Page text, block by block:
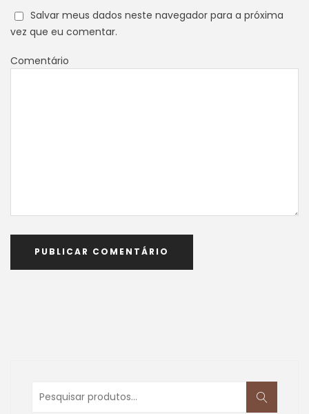
Salvar meus dados neste navegador para a próxima
vez que eu comentar.
Comentário
Pesquisar
por: